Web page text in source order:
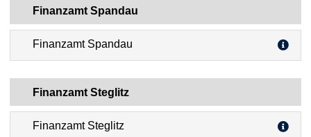
Finanzamt Spandau
Finanzamt Spandau
Finanzamt Steglitz
Finanzamt Steglitz